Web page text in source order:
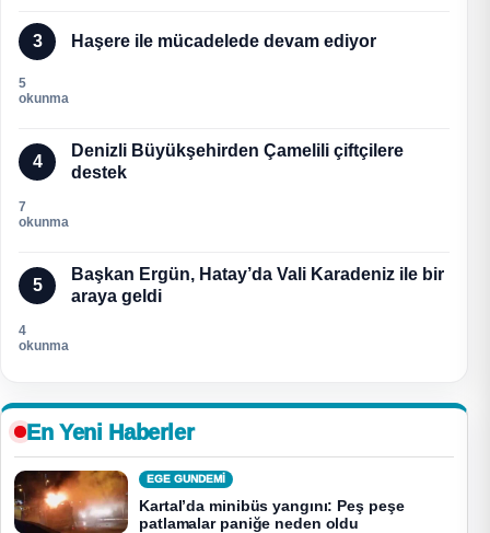
3 Haşere ile mücadelede devam ediyor
5
okunma
4
Denizli Büyükşehirden Çamelili çiftçilere
destek
7
okunma
5
Başkan Ergün, Hatay’da Vali Karadeniz ile bir
araya geldi
4
okunma
En Yeni Haberler
EGE GUNDEMİ
Kartal’da minibüs yangını: Peş peşe
patlamalar paniğe neden oldu